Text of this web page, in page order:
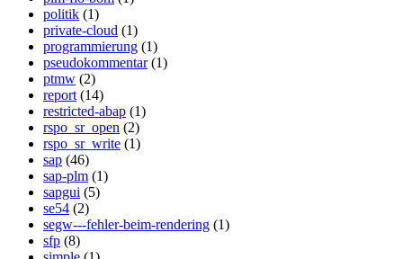
politik (1)
private-cloud (1)
programmierung (1)
pseudokommentar (1)
ptmw (2)
report (14)
restricted-abap (1)
rspo_sr_open (2)
rspo_sr_write (1)
sap (46)
sap-plm (1)
sapgui (5)
se54 (2)
segw---fehler-beim-rendering (1)
sfp (8)